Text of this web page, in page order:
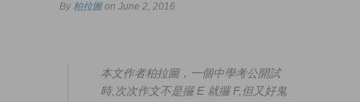
By 柏拉圖on June 2, 2016
本文作者柏拉圖，一個中學考公開試
時,次次作文不是攞 E 就攞 F,但又好鬼